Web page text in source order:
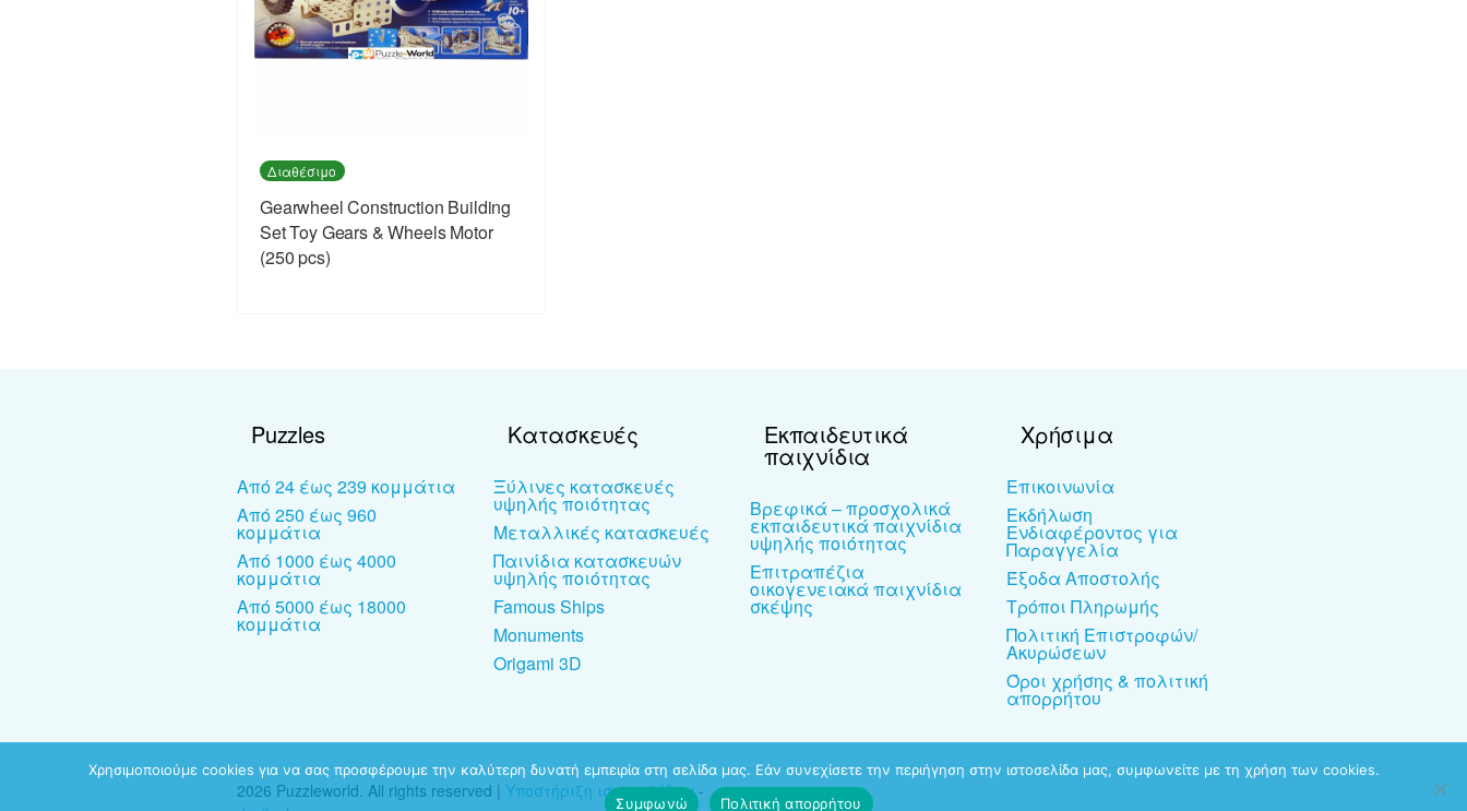
Διαθέσιμο
Gearwheel Construction Building
Set Toy Gears & Wheels Motor
(250 pcs)
Puzzles
Από 24 έως 239 κομμάτια
Από 250 έως 960
κομμάτια
Από 1000 έως 4000
κομμάτια
Από 5000 έως 18000
κομμάτια
Κατασκευές
Ξύλινες κατασκευές
υψηλής ποιότητας
Μεταλλικές κατασκευές
Παινίδια κατασκευών
υψηλής ποιότητας
Famous Ships
Monuments
Origami 3D
Εκπαιδευτικά
παιχνίδια
Βρεφικά – προσχολικά
εκπαιδευτικά παιχνίδια
υψηλής ποιότητας
Επιτραπέζια
οικογενειακά παιχνίδια
σκέψης
Χρήσιμα
Επικοινωνία
Εκδήλωση
Ενδιαφέροντος για
Παραγγελία
Έξοδα Αποστολής
Τρόποι Πληρωμής
Πολιτική Επιστροφών/
Ακυρώσεων
Όροι χρήσης & πολιτική
απορρήτου
2026 Puzzleworld. All rights reserved | Υποστήριξη ιστοσελίδων-
Χρησιμοποιούμε cookies για να σας προσφέρουμε την καλύτερη δυνατή εμπειρία στη σελίδα μας. Εάν συνεχίσετε την περιήγηση στην ιστοσελίδα μας, συμφωνείτε με τη χρήση των cookies.
Συμφωνώ
Πολιτική απορρήτου